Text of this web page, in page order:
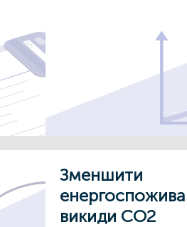
Зменшити
викиди СО2